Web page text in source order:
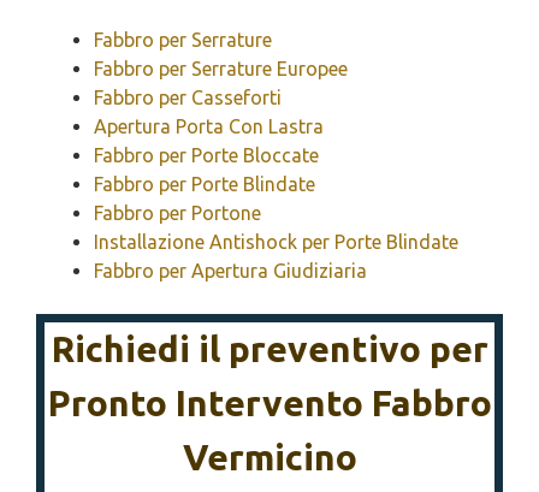
Fabbro per Serrature
Fabbro per Serrature Europee
Fabbro per Casseforti
Apertura Porta Con Lastra
Fabbro per Porte Bloccate
Fabbro per Porte Blindate
Fabbro per Portone
Installazione Antishock per Porte Blindate
Fabbro per Apertura Giudiziaria
Richiedi il preventivo per
Pronto Intervento Fabbro
Vermicino